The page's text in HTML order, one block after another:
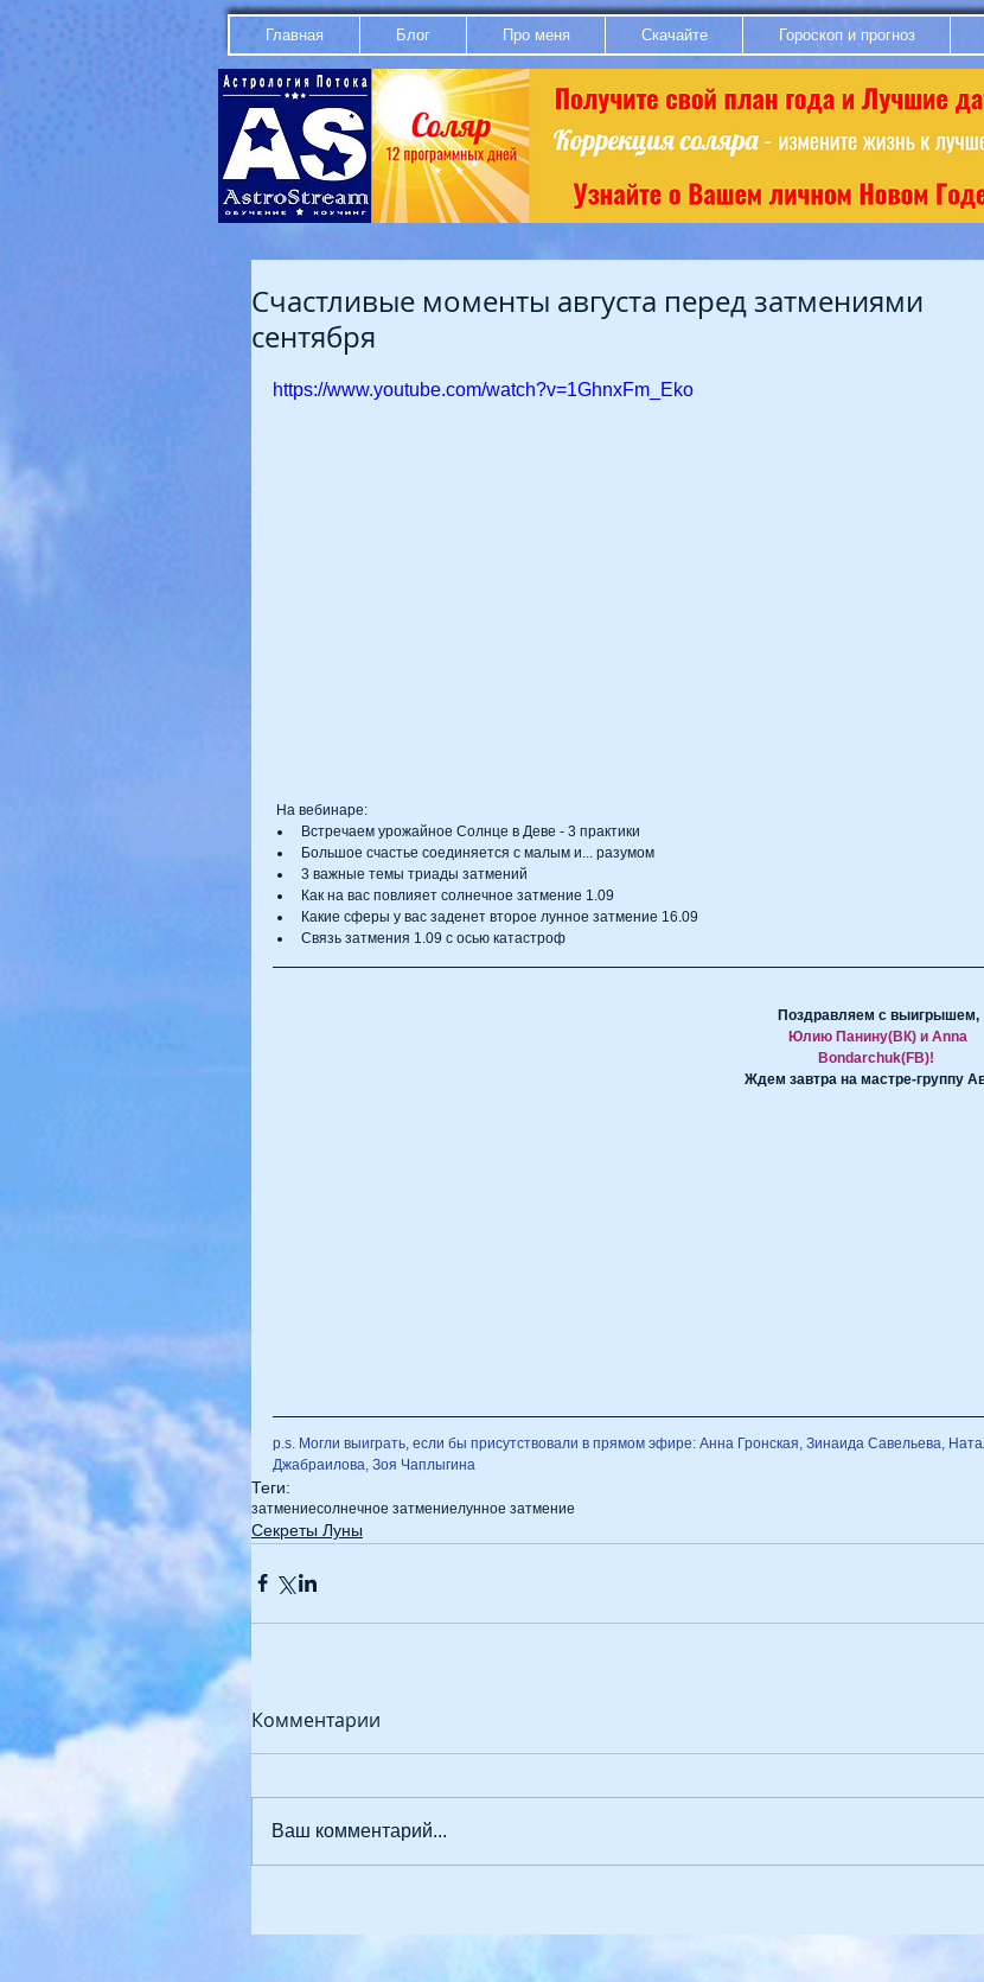
Главная Блог Про меня Скачайте Гороскоп и прогноз
Счастливые моменты августа перед затмениями
сентября
https://www.youtube.com/watch?v=1GhnxFm_Eko
На вебинаре:
Встречаем урожайное Солнце в Деве - 3 практики
Большое счастье соединяется с малым и... разумом
3 важные темы триады затмений
Как на вас повлияет солнечное затмение 1.09
Какие сферы у вас заденет второе лунное затмение 16.09
Связь затмения 1.09 с осью катастроф
Поздравляем с выигрышем,
Юлию Панину(ВК) и Anna
Bondarchuk(FB)!
Ждем завтра на мастре-группу
p.s. Могли выиграть, если бы присутствовали в прямом эфире: Анна Гронская, Зинаида Савельева,
Джабраилова, Зоя Чаплыгина
Теги:
затмениесолнечное затмениелунное затмение
Секреты Луны
Комментарии
Ваш комментарий...